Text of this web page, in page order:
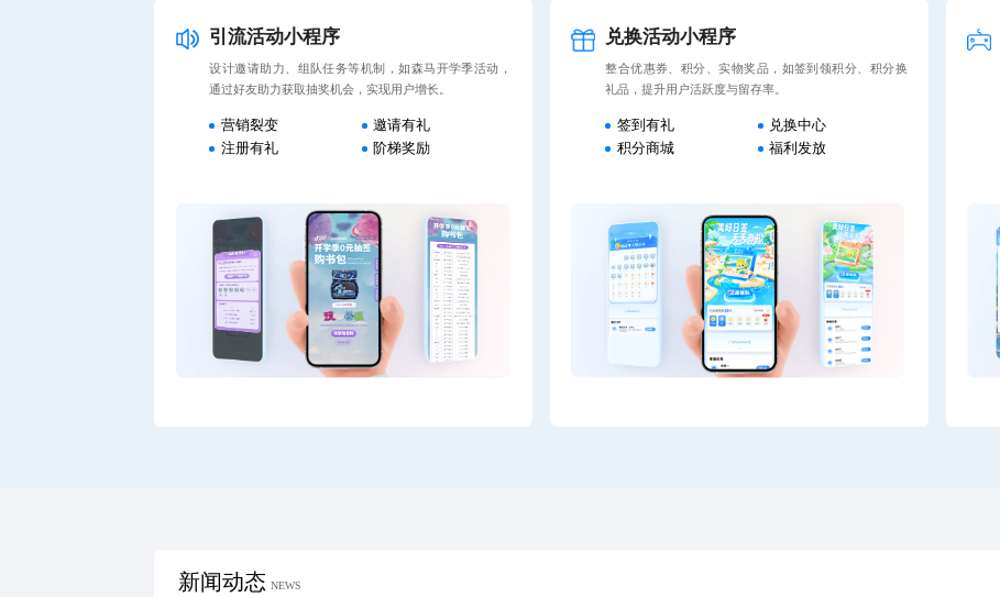
引流活动小程序
设计邀请助力、组队任务等机制，如森马开学季活动，
通过好友助力获取抽奖机会，实现用户增长。
营销裂变
邀请有礼
注册有礼
阶梯奖励
兑换活动小程序
整合优惠券、积分、实物奖品，如签到领积分、积分换
礼品，提升用户活跃度与留存率。
签到有礼
兑换中心
积分商城
福利发放
新闻动态 NEWS